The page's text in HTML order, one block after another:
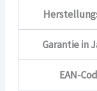
Garantie in
EAN-